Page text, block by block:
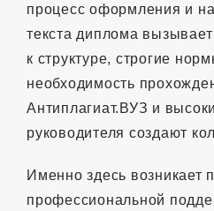
процесс оформления и
текста диплома
к структуре, строгие
необходимость
Антиплагиат.ВУЗ и
руководителя создают
Именно здесь возникает
профессиональной